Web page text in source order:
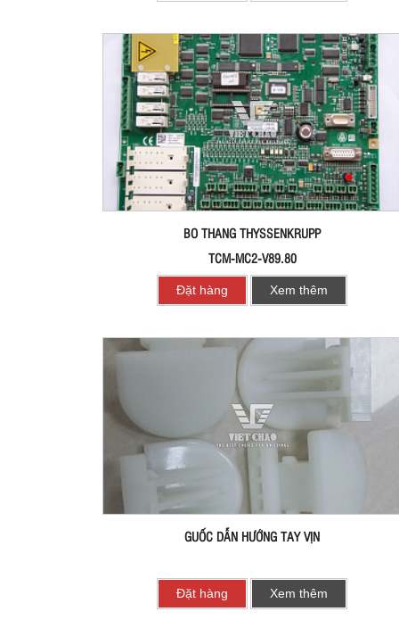
BO THANG THYSSENKRUPP
TCM-MC2-V89.80
Đặt hàng Xem thêm
GUỐC DẪN HƯỚNG TAY VỊN
Đặt hàng Xem thêm